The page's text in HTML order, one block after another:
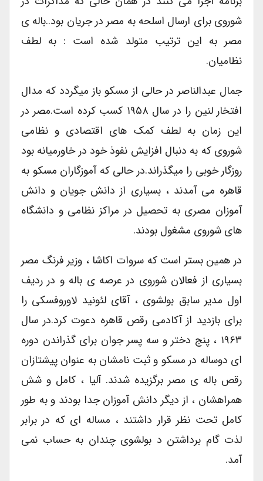
شوروی برای ارسال اسلحه به مصر در جریان بود..باله ی
مصر به این ترتیب متولد شده است : به لطف
نظامیان.
جمال عبدالناصر در حالی از مسکو باز میگردد که مدال
افتخار لنین را در سال ۱۹۵۸ کسب کرده است.مصر در
این زمان به لطف کمک های اقتصادی و نظامی
شوروی که به دنبال افزایش نفوذ خود در خاورمیانه بود
روزگار خوبی را میگذراند.در حالی که آموزگاران مسکو به
قاهره می آمدند ، بسیاری از دانش جویان و دانش
آموزان مصری به تحصیل در مراکز نظامی و دانشگاه
های شوروی مشغول بودند.
در همین بستر است که سروات اکاشا ، وزیر فرنگ مصر
بسیاری از فعالان شوروی در عرصه ی باله و در ردیف
اول مدیر سابق بولشوی ، آقای لئونید لاوروفسکی را
برای بازدید از آکادمی رقص قاهره دعوت کرد.در سال
۱۹۶۳ ، پنج دختر و سه پسر جوان برای گذراندن دوره
ای دوساله در مسکو و ثبت نامشان به عنوان پیشتازان
رقص باله ی مصر برگزیده شدند. آلیا ، کامل و شش
همراهشان ، از دیگر دانش آموزان جدا بودند و به طور
کامل تحت نظر قرار داشتند ، مساله ای که در برابر
لذت گام برداشتن د بولشوی چندان به حساب نمی
آمد.